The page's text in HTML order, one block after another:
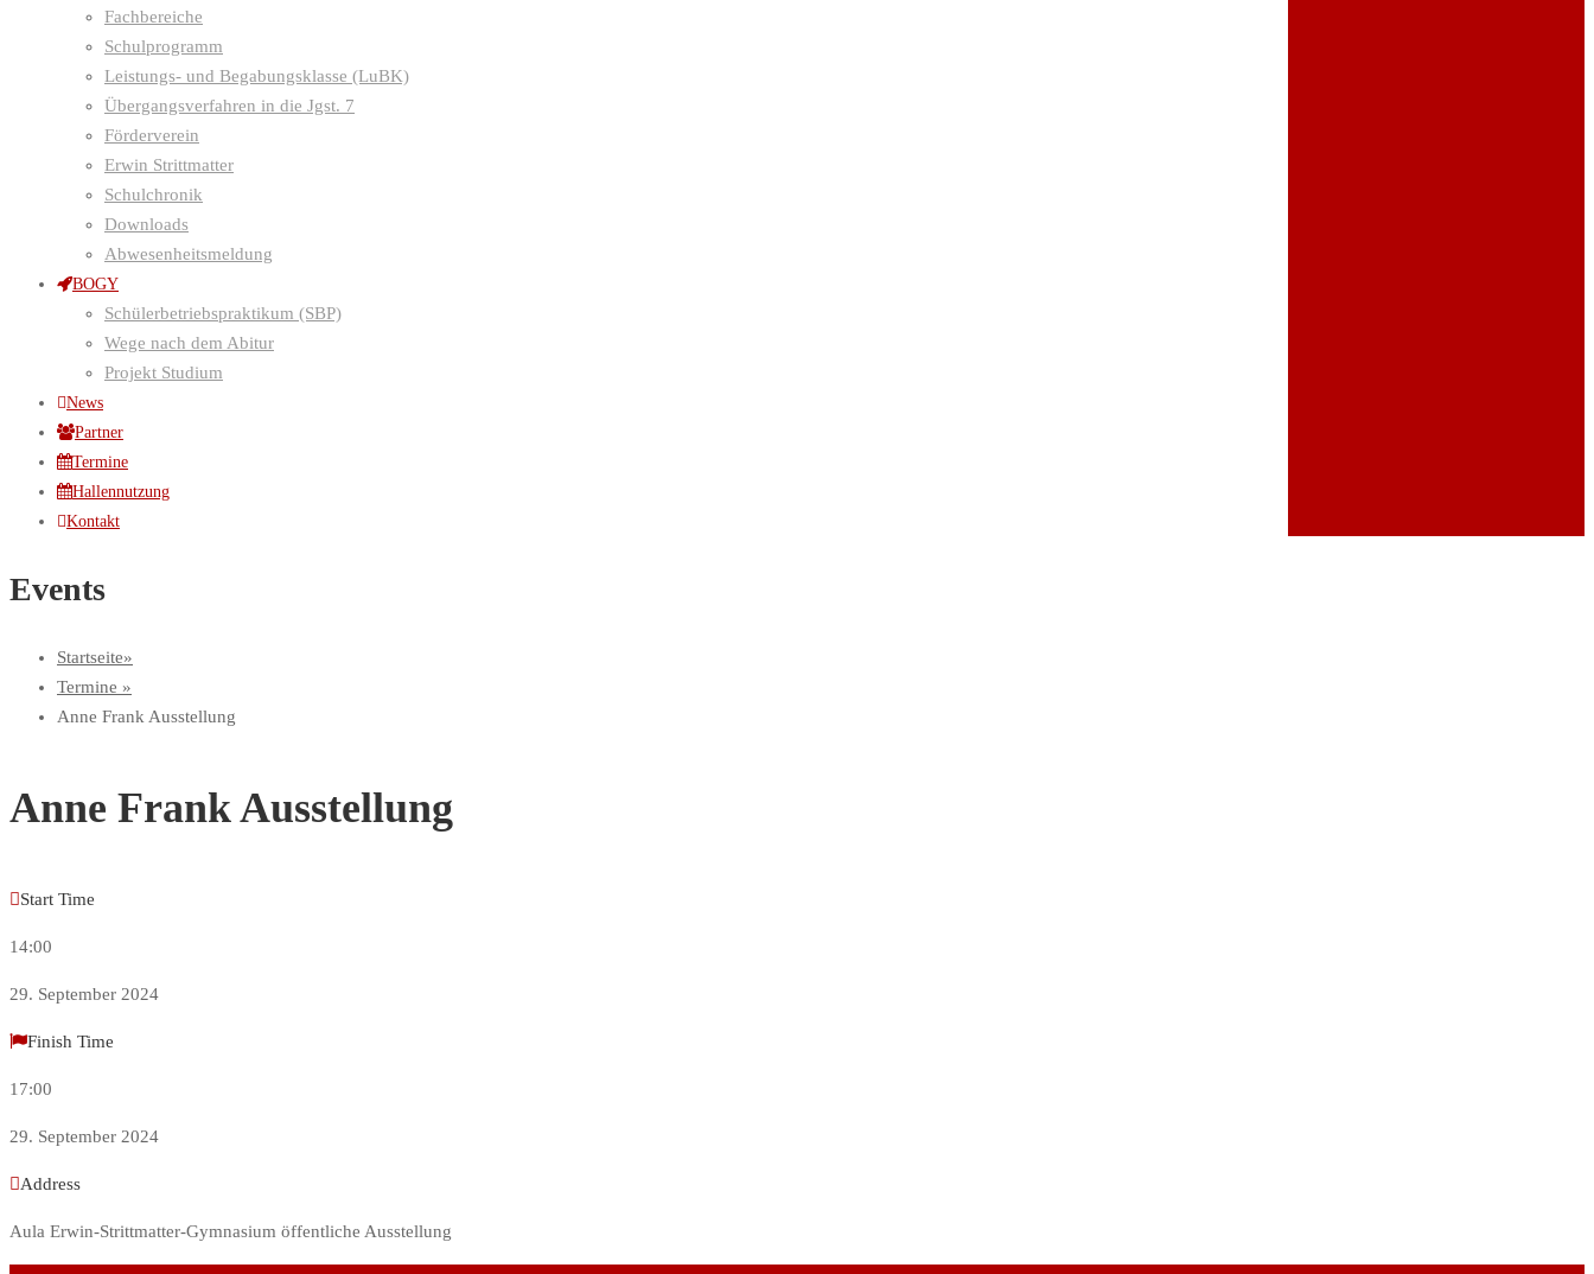
Fachbereiche
Schulprogramm
Leistungs- und Begabungsklasse (LuBK)
Übergangsverfahren in die Jgst. 7
Förderverein
Erwin Strittmatter
Schulchronik
Downloads
Abwesenheitsmeldung
BOGY
Schülerbetriebspraktikum (SBP)
Wege nach dem Abitur
Projekt Studium
News
Partner
Termine
Hallennutzung
Kontakt
Events
Startseite
Termine
Anne Frank Ausstellung
Anne Frank Ausstellung
Start Time
14:00
29. September 2024
Finish Time
17:00
29. September 2024
Address
Aula Erwin-Strittmatter-Gymnasium öffentliche Ausstellung